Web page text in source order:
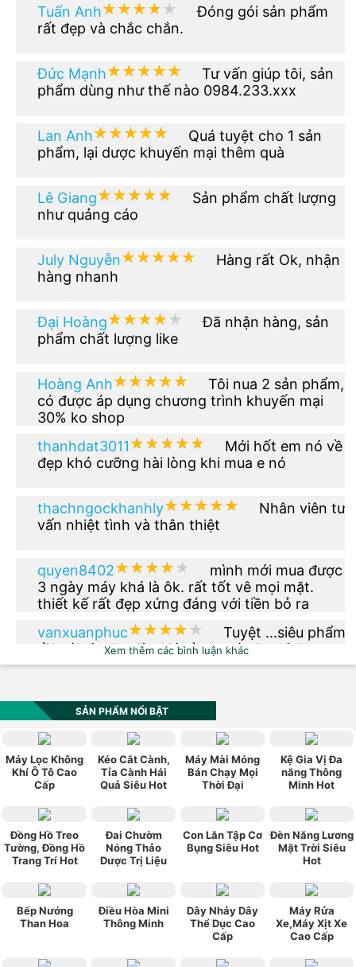
Tuấn Anh★★★★★
★★★★★
Đóng gói sản phẩm
rất đẹp và chắc chắn.
Đức Mạnh★★★★★
★★★★★
Tư vấn giúp tôi, sản
phẩm dùng như thế nào 0984.233.xxx
Lan Anh★★★★★
★★★★★
Quá tuyệt cho 1 sản
phẩm, lại dược khuyến mại thêm quà
Lê Giang★★★★★
★★★★★
Sản phẩm chất lượng
như quảng cáo
July Nguyễn★★★★★
★★★★★
Hàng rất Ok, nhận
hàng nhanh
Đại Hoàng★★★★★
★★★★★
Đã nhận hàng, sản
phẩm chất lượng like
Hoàng Anh★★★★★
★★★★★
Tôi nua 2 sản phẩm,
có được áp dụng chương trình khuyến mại
30% ko shop
thanhdat3011★★★★★
★★★★★
Mới hốt em nó về
đẹp khó cưỡng hài lòng khi mua e nó
thachngockhanhly★★★★★
★★★★★
Nhân viên tư
vấn nhiệt tình và thân thiệt
quyen8402★★★★★
★★★★★
mình mới mua được
3 ngày máy khá là ôk. rất tốt vê mọi mặt.
thiết kế rất đẹp xứng đáng với tiền bỏ ra
vanxuanphuc★★★★★
★★★★★
Tuyệt ...siêu phẩm
rồi nói gì nữa giờ. Giá rẻ hơn tí nữa thì OK.
màu xanh dạ quang đi nhé
vn0984_520★★★★★
★★★★★
Sản phẩm có kiểu
dáng đẹp, hợp thời trang, phù hợp với túi
tiền, chính sách bảo hành tốt. Rất hài lòng về
sản phẩm này.
ngoquan112 ★★★★★
★★★★★
Mua cho ba mình
xài được hơn 1 tháng rồi , giá cả hợp lý , vừa
túi tiền , máy gọn nhẹ , ba mình rất vừa ý .
Xem thêm các bình luận khác
SẢN PHẨM NỔI BẬT
Máy Lọc Không
Khí Ô Tô Cao
Cấp
Kéo Cắt Cành,
Tỉa Cành Hái
Quả Siêu Hot
Máy Mài Móng
Bán Chạy Mọi
Thời Đại
Kệ Gia Vị Đa
năng Thông
Minh Hot
Đồng Hồ Treo
Tường, Đồng Hồ
Trang Trí Hot
Đai Chườm
Nóng Thảo
Dược Trị Liệu
Con Lăn Tập Cơ
Bụng Siêu Hot
Đèn Năng Lương
Mặt Trời Siêu
Hot
Bếp Nướng
Than Hoa
Điều Hòa Mini
Thông Minh
Dây Nhảy Dây
Thể Dục Cao
Cấp
Máy Rửa
Xe,Máy Xịt Xe
Cao Cấp